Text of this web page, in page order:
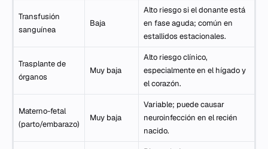
Transfusión
sanguínea
Baja
Alto riesgo si el donante está
en fase aguda; común en
estallidos estacionales.
Trasplante de
órganos
Muy baja
Alto riesgo clínico,
especialmente en el hígado y
el corazón.
Materno-fetal
(parto/embarazo)
Muy baja
Variable; puede causar
neuroinfección en el recién
nacido.